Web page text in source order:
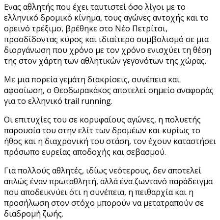
Ενας αθλητής που έχει ταυτιστεί όσο λίγοι με το
ελληνικό δρομικό κίνημα, τους αγώνες αντοχής και το
ορεινό τρέξιμο, βρέθηκε στο Νέο Πετρίτσι,
προσδίδοντας κύρος και ιδιαίτερο συμβολισμό σε μια
διοργάνωση που χρόνο με τον χρόνο ενισχύει τη θέση
της στον χάρτη των αθλητικών γεγονότων της χώρας.
Με μια πορεία γεμάτη διακρίσεις, συνέπεια και
αφοσίωση, ο Θεοδωρακάκος αποτελεί σημείο αναφοράς
για το ελληνικό trail running.
Οι επιτυχίες του σε κορυφαίους αγώνες, η πολυετής
παρουσία του στην ελίτ των δρομέων και κυρίως το
ήθος και η διαχρονική του στάση, τον έχουν καταστήσει
πρόσωπο ευρείας αποδοχής και σεβασμού.
Για πολλούς αθλητές, ιδίως νεότερους, δεν αποτελεί
απλώς έναν πρωταθλητή, αλλά ένα ζωντανό παράδειγμα
που αποδεικνύει ότι η συνέπεια, η πειθαρχία και η
προσήλωση στον στόχο μπορούν να μετατραπούν σε
διαδρομή ζωής.